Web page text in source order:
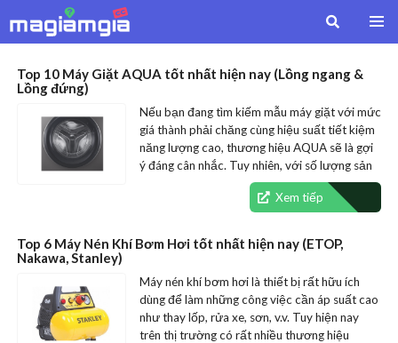
Top 10 Máy Giặt AQUA tốt nhất hiện nay (Lồng ngang &
Lồng đứng)
Nếu bạn đang tìm kiếm mẫu máy giặt với mức
giá thành phải chăng cùng hiệu suất tiết kiệm
năng lượng cao, thương hiệu AQUA sẽ là gợi
ý đáng cân nhắc. Tuy nhiên, với số lượng sản
Xem tiếp
Top 6 Máy Nén Khí Bơm Hơi tốt nhất hiện nay (ETOP,
Nakawa, Stanley)
Máy nén khí bơm hơi là thiết bị rất hữu ích
dùng để làm những công việc cần áp suất cao
như thay lốp, rửa xe, sơn, v.v. Tuy hiện nay
trên thị trường có rất nhiều thương hiệu